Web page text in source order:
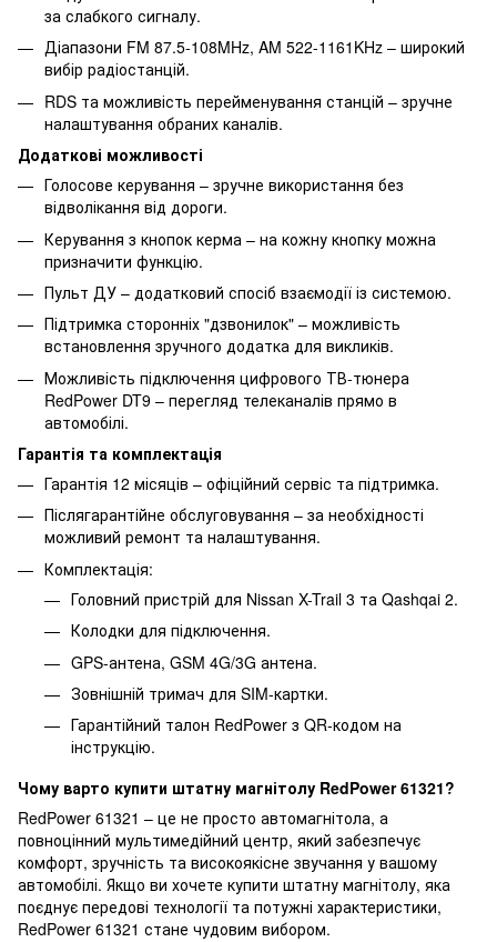
за слабкого сигналу.
Діапазони FM 87.5-108MHz, AM 522-1161KHz – широкий
вибір радіостанцій.
RDS та можливість перейменування станцій – зручне
налаштування обраних каналів.
Додаткові можливості
Голосове керування – зручне використання без
відволікання від дороги.
Керування з кнопок керма – на кожну кнопку можна
призначити функцію.
Пульт ДУ – додатковий спосіб взаємодії із системою.
Підтримка сторонніх "дзвонилок" – можливість
встановлення зручного додатка для викликів.
Можливість підключення цифрового ТВ-тюнера
RedPower DT9 – перегляд телеканалів прямо в
автомобілі.
Гарантія та комплектація
Гарантія 12 місяців – офіційний сервіс та підтримка.
Післягарантійне обслуговування – за необхідності
можливий ремонт та налаштування.
Комплектація:
Головний пристрій для Nissan X-Trail 3 та Qashqai 2.
Колодки для підключення.
GPS-антена, GSM 4G/3G антена.
Зовнішній тримач для SIM-картки.
Гарантійний талон RedPower з QR-кодом на
інструкцію.
Чому варто купити штатну магнітолу RedPower 61321?
RedPower 61321 – це не просто автомагнітола, а
повноцінний мультимедійний центр, який забезпечує
комфорт, зручність та високоякісне звучання у вашому
автомобілі. Якщо ви хочете купити штатну магнітолу, яка
поєднує передові технології та потужні характеристики,
RedPower 61321 стане чудовим вибором.